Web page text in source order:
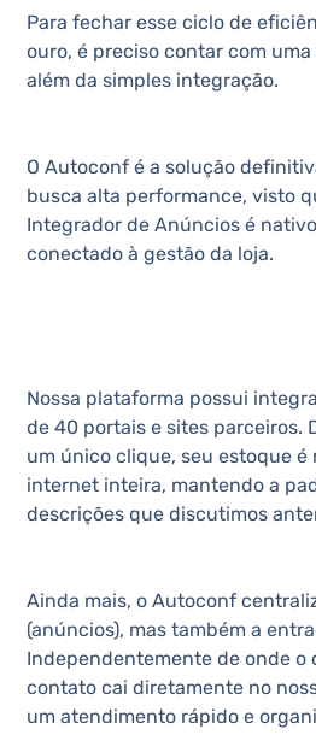
Para fechar esse ciclo de
ouro, é preciso contar com
além da simples integração.
O Autoconf é a solução
busca alta performance, visto
Integrador de Anúncios é
conectado à gestão da loja.
Nossa plataforma possui
de 40 portais e sites parceiros.
um único clique, seu estoque é
internet inteira, mantendo a
descrições que discutimos
Ainda mais, o Autoconf
(anúncios), mas também a
Independentemente de onde o
contato cai diretamente no
um atendimento rápido e